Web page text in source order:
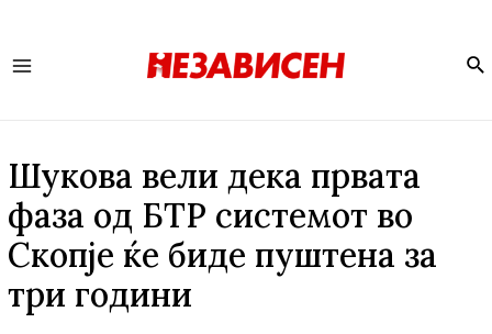
Шукова вели дека првата
фаза од БТР системот во
Скопје ќе биде пуштена за
три години